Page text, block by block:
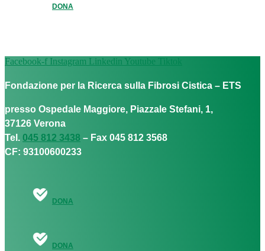
DONA
Facebook-f Instagram Linkedin Youtube Tiktok
Fondazione per la Ricerca sulla Fibrosi Cistica – ETS
presso Ospedale Maggiore, Piazzale Stefani, 1,
37126 Verona
Tel. 045 812 3438 – Fax 045 812 3568
CF: 93100600233
DONA
DONA